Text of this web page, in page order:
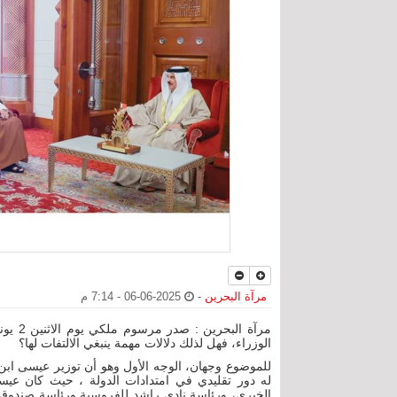
مرآة البحرين -
الوزراء، فهل لذلك دلالات مهمة ينبغي الالتفات لها؟
للموضوع وجهان، الوجه الأول وهو أن توزير عيسى
له دور تقليدي في امتدادات الدولة ، حيث كان